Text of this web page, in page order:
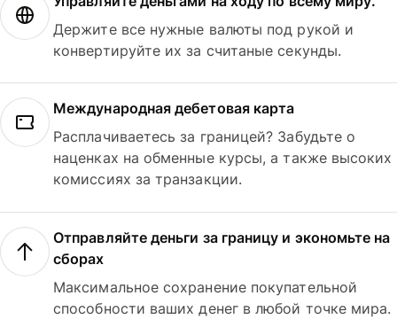
Держите все нужные валюты под рукой и
конвертируйте их за считаные секунды.
Международная дебетовая карта
Расплачиваетесь за границей? Забудьте о
наценках на обменные курсы, а также высоких
комиссиях за транзакции.
Отправляйте деньги за границу и экономьте на
сборах
Максимальное сохранение покупательной
способности ваших денег в любой точке мира.